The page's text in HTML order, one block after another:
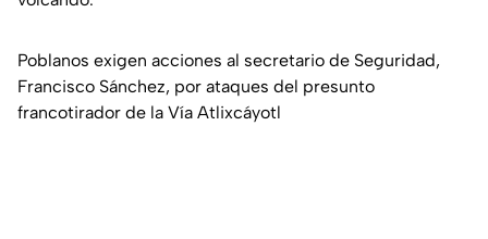
Poblanos exigen acciones al secretario de Seguridad,
Francisco Sánchez, por ataques del presunto
francotirador de la Vía Atlixcáyotl